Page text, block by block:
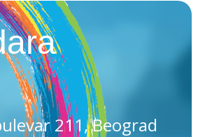
211, Beograd